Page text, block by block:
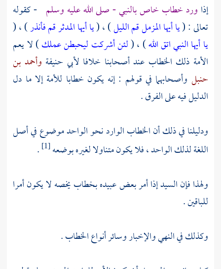
إذا ورد خطاب خاص بالنبي - صلى الله عليه وسلم - كقوله
تعالى : (يا أيها المزملقم الليل) ، (يا أيها المدثرقم فأنذر) ، (
يا أيها النبي اتق الله) ، (لئن أشركت ليحبطن عملك) لا يعم
الأمة ذلك الخطاب عند أصحابنا خلافا لأبي حنيفة وأحمد بن
حنبل وأصحابهما في قولهم : إنه يكون خطابا للأمة إلا ما دل
الدليل فيه على الفرق .
ودليلنا في ذلك أن الخطاب الوارد نحو الواحد موضوع في أصل
اللغة لذلك الواحد ، فلا يكون متناولا لغيره بوضعه[1]
.
ولهذا فإن السيد إذا أمر بعض عبيده بخطاب يخصه لا يكون أمرا
للباقين .
وكذلك في النهي والإخبار وسائر أنواع الخطاب .